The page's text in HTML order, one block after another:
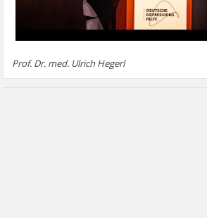
Prof. Dr. med. Ulrich Hegerl